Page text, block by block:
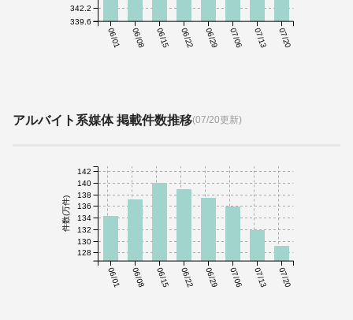
06/01 06/08 06/15 06/22 06/29 07/06 07/13 07/20
339.6
342.2
アルバイト系媒体 掲載件数推移(07/20更新)
06/01 06/08 06/15 06/22 06/29 07/06 07/13 07/20
件数(万件)
128
130
132
134
136
138
140
142